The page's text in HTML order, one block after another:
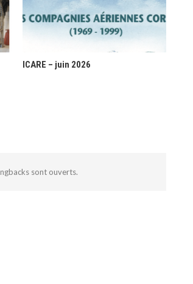
ICARE – juin 2026
sont ouverts.